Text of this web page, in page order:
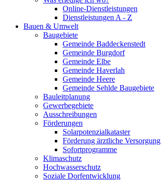
Online-Dienstleistungen
Dienstleistungen A - Z
Bauen & Umwelt
Baugebiete
Gemeinde Baddeckenstedt
Gemeinde Burgdorf
Gemeinde Elbe
Gemeinde Haverlah
Gemeinde Heere
Gemeinde Sehlde Baugebiete
Bauleitplanung
Gewerbegebiete
Ausschreibungen
Förderungen
Solarpotenzialkataster
Förderung ärztliche Versorgung
Sofortprogramme
Klimaschutz
Hochwasserschutz
Soziale Dorfentwicklung